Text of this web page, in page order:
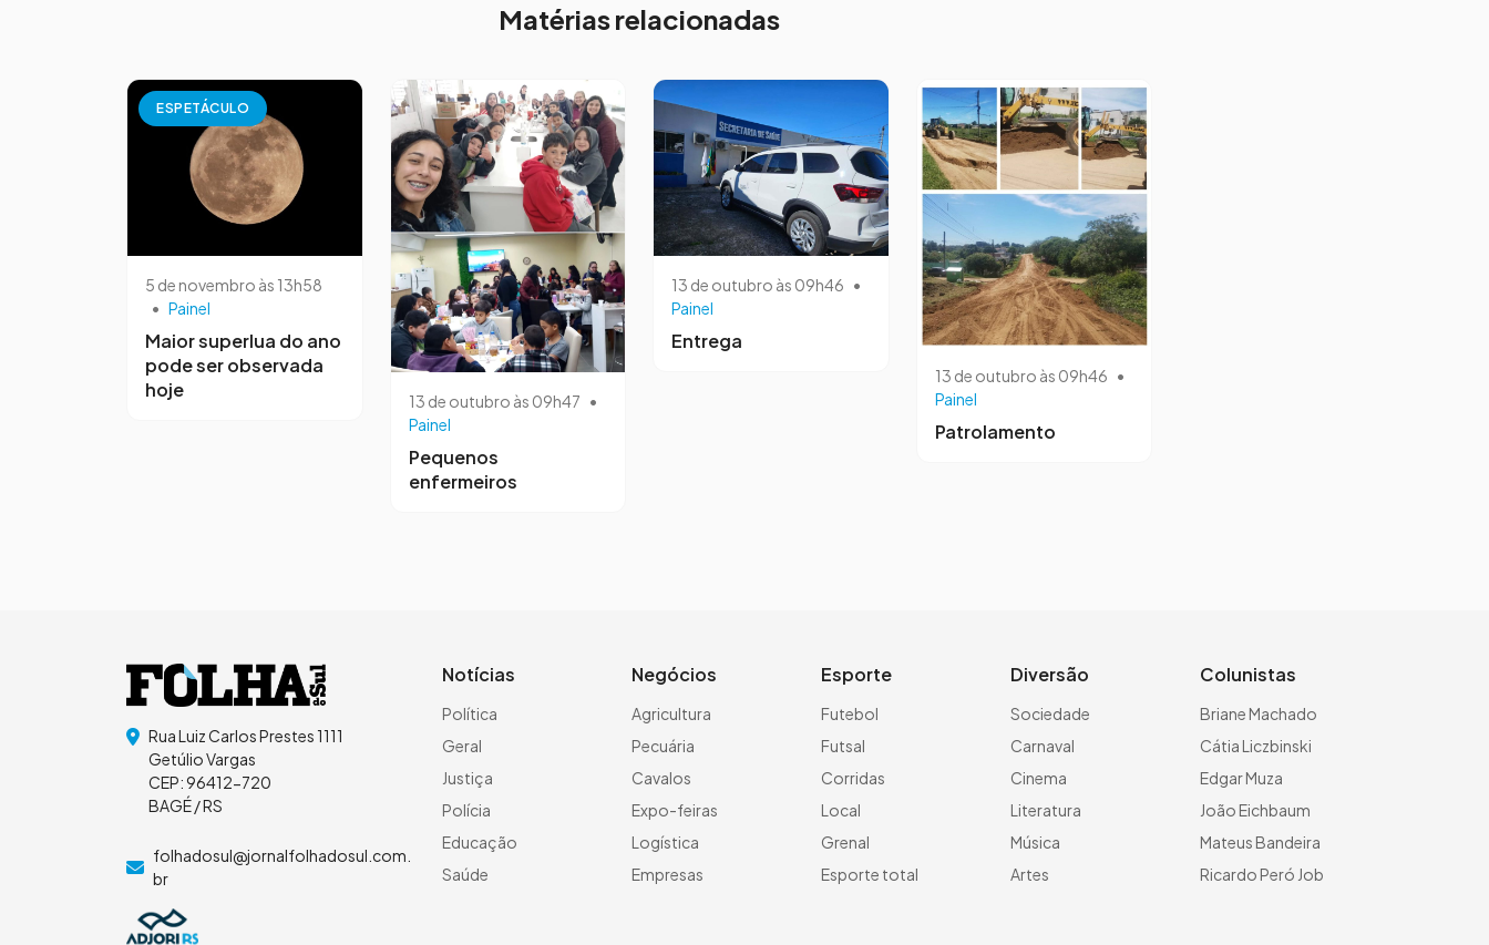
Matérias relacionadas
ESPETÁCULO
5 de novembro às 13h58
• Painel
Maior superlua do ano
pode ser observada
hoje
13 de outubro às 09h47 •
Painel
Pequenos
enfermeiros
13 de outubro às 09h46 •
Painel
Entrega
13 de outubro às 09h46 •
Painel
Patrolamento
Rua Luiz Carlos Prestes 1111
Getúlio Vargas
CEP: 96412-720
BAGÉ / RS
folhadosul@jornalfolhadosul.com.
br
Notícias
Política
Geral
Justiça
Polícia
Educação
Saúde
Negócios
Agricultura
Pecuária
Cavalos
Expo-feiras
Logística
Empresas
Esporte
Futebol
Futsal
Corridas
Local
Grenal
Esporte total
Diversão
Sociedade
Carnaval
Cinema
Literatura
Música
Artes
Colunistas
Briane Machado
Cátia Liczbinski
Edgar Muza
João Eichbaum
Mateus Bandeira
Ricardo Peró Job